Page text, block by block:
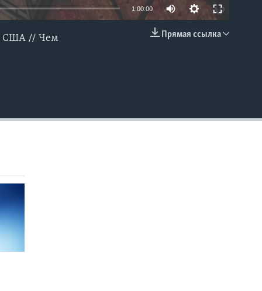
1:00:00
Прямая ссылка
США // Чем